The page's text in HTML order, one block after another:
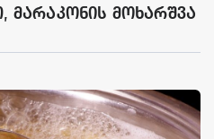
მარაკონის მოხარშვა